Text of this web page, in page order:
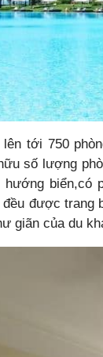
tới 750
số lượng
biển,có
được trang
giãn của du